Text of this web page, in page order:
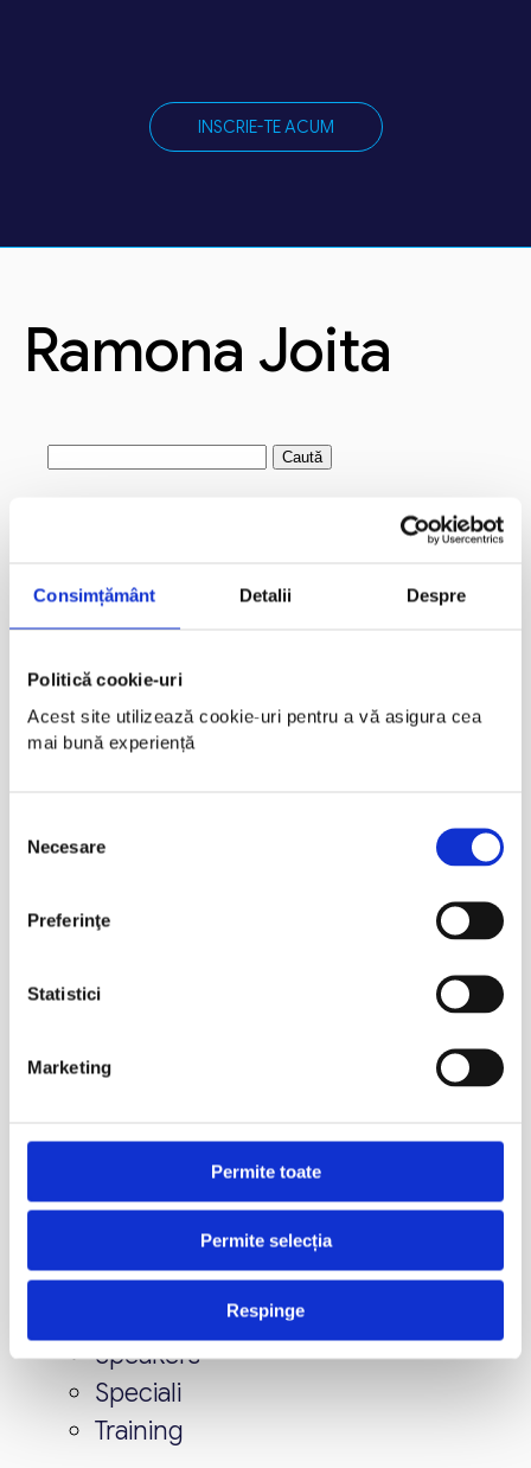
Consimțământ Detalii Despre
Politică cookie-uri
Acest site utilizează cookie-uri pentru a vă asigura cea
mai bună experiență
consimțământului
Necesare
Preferinţe
Statistici
Marketing
Permite toate
Permite selecția
Respinge
INSCRIE-TE ACUM
Ramona Joita
Caută
Crystal Carter
Alex Grecu
Marius Marin
Arhive
aprilie 2026
februarie 2026
decembrie 2025
Conferinta
Hide
HomeSpeakers
Speakers
Speciali
Training